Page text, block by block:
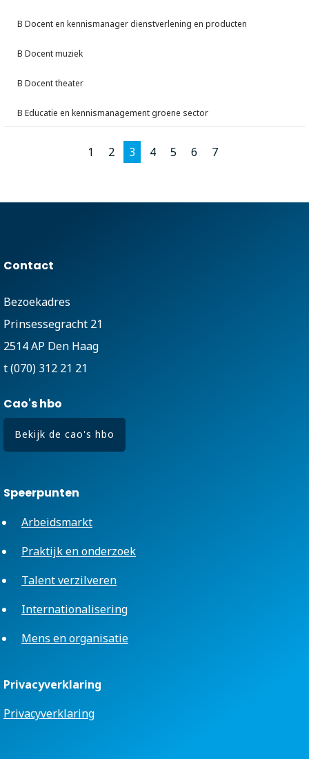
B Docent en kennismanager dienstverlening en producten
B Docent muziek
B Docent theater
B Educatie en kennismanagement groene sector
1 2 3 4 5 6 7
Contact
Bezoekadres
Prinsessegracht 21
2514 AP Den Haag
t (070) 312 21 21
Cao's hbo
Bekijk de cao's hbo
Speerpunten
Arbeidsmarkt
Praktijk en onderzoek
Talent verzilveren
Internationalisering
Mens en organisatie
Privacyverklaring
Privacyverklaring